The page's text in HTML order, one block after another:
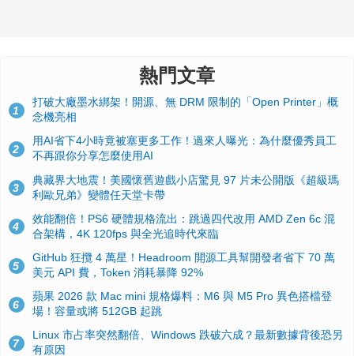
熱門文章
1
打破大廠墨水綁架！開源、無 DRM 限制的「Open Printer」概
念機亮相
2
用AI省下4小時竟被塞更多工作！過來人曝光：為什麼優秀員工
不再跟你分享怎麼使用AI
3
典藏界大地震！美國懷舊遊戲小店驚見 97 片未公開版《超級瑪
利歐兄弟》變體任天堂卡帶
4
效能翻倍！PS6 硬體規格流出：跳過四代改用 AMD Zen 6c 混
合架構，4K 120fps 與全光追時代來臨
5
GitHub 狂攬 4 萬星！Headroom 開源工具幫開發者省下 70 萬
美元 API 費，Token 消耗暴降 92%
6
蘋果 2026 款 Mac mini 規格爆料：M6 與 M5 Pro 異色搭檔登
場！容量或將 512GB 起跳
7
Linux 市占率突然翻倍、Windows 跌破六成？最新數據背後恐另
有原因